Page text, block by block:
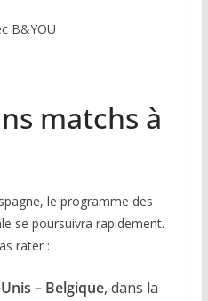
B&YOU
matchs à
le programme des
se poursuivra rapidement.
rater :
– Belgique, dans la